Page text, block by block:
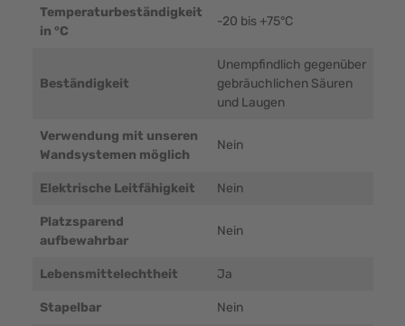
Temperaturbeständigkeit
in °C
-20 bis +75°C
Beständigkeit
Unempfindlich gegenüber
gebräuchlichen Säuren
und Laugen
Verwendung mit unseren
Wandsystemen möglich
Nein
Elektrische Leitfähigkeit Nein
Platzsparend
aufbewahrbar
Nein
Lebensmittelechtheit Ja
Stapelbar Nein